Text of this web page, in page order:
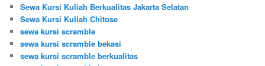
Sewa Kursi Kuliah Berkualitas Jakarta Selatan
Sewa Kursi Kuliah Chitose
sewa kursi scramble
sewa kursi scramble bekasi
sewa kursi scramble berkualitas